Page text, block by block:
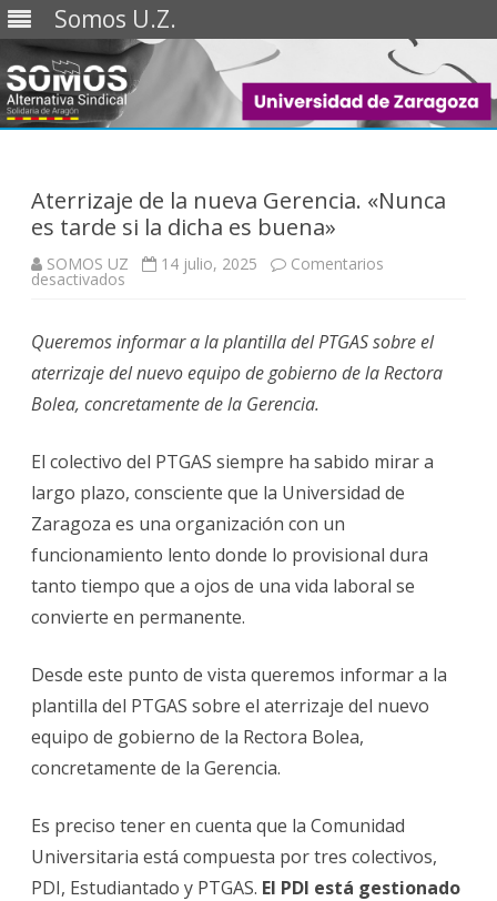
Somos U.Z.
Saltar
Aterrizaje de la nueva Gerencia. «Nunca
es tarde si la dicha es buena»
SOMOS UZ 14 julio, 2025 Comentarios
desactivados
nueva
Gerencia.
«Nunca
es
tarde
si
es
Queremos informar a la plantilla del PTGAS sobre el
aterrizaje del nuevo equipo de gobierno de la Rectora
Bolea, concretamente de la Gerencia.
El colectivo del PTGAS siempre ha sabido mirar a
largo plazo, consciente que la Universidad de
Zaragoza es una organización con un
funcionamiento lento donde lo provisional dura
tanto tiempo que a ojos de una vida laboral se
convierte en permanente.
Desde este punto de vista queremos informar a la
plantilla del PTGAS sobre el aterrizaje del nuevo
equipo de gobierno de la Rectora Bolea,
concretamente de la Gerencia.
Es preciso tener en cuenta que la Comunidad
Universitaria está compuesta por tres colectivos,
PDI, Estudiantado y PTGAS. El PDI está gestionado